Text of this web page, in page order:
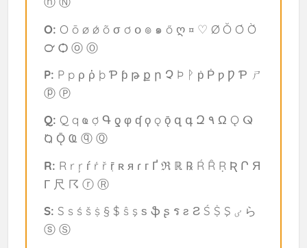
O: O ō ø ǿ õ σ ơ օ ๏ ๑ ő ღ ¤ ♡ Ø Ŏ Ơ Ờ
℺ Ѻ ⓞ Ⓞ
P: P p ρ ῥ þ Ƥ ƥ թ ք ր Չ Þ ᚹ ṗ Ṗ ƿ Ƿ Ƥ ㄕ
ⓟ Ⓟ
Q: Q q ҩ ợ Գ ƍ φ ʠ ϙ ǫ ǭ զ գ Զ ٩ Ω Ǫ ⵕ
Ⱒ Ǭ Ҩ ⓠ Ⓠ
R: R r ŗ ѓ ŕ ř ṝ ʀ я ɾ г Ґ ℜ ℝ ℞ Ŕ Ȓ Ŗ Ʀ Ր Я
Г 尺 ☈ ⓡ Ⓡ
S: S s ś š ṩ § $ ŝ ş ѕ ֆ ʂ ร ƨ Ƨ Ś Ṩ Ş ٸ ら
ⓢ Ⓢ